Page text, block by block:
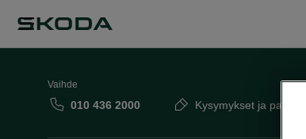
Vaihde
010 436 2000 Kysymykset ja palaute